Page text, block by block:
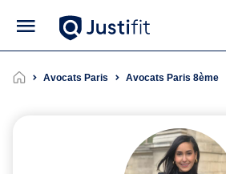
Avocats Paris Avocats Paris 8ème